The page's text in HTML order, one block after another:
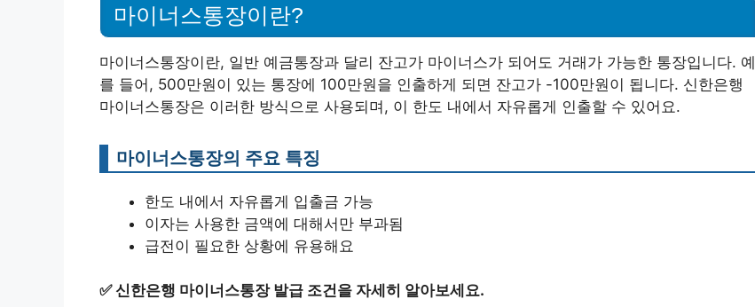
마이너스통장이란?
마이너스통장이란, 일반 예금통장과 달리 잔고가 마이너스가 되어도 거래가 가능한 통장입니다. 예
를 들어, 500만원이 있는 통장에 100만원을 인출하게 되면 잔고가 -100만원이 됩니다. 신한은행
마이너스통장은 이러한 방식으로 사용되며, 이 한도 내에서 자유롭게 인출할 수 있어요.
마이너스통장의 주요 특징
한도 내에서 자유롭게 입출금 가능
이자는 사용한 금액에 대해서만 부과됨
급전이 필요한 상황에 유용해요
✅신한은행 마이너스통장 발급 조건을 자세히 알아보세요.